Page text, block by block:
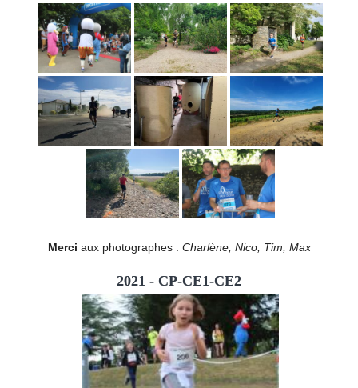
Merci aux photographes : Charlène, Nico, Tim, Max
2021 - CP-CE1-CE2